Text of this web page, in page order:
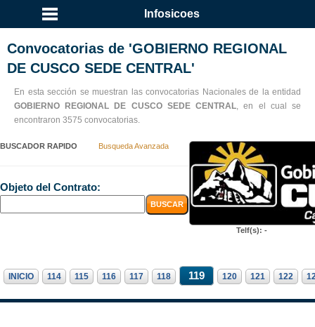
Infosicoes
Convocatorias de 'GOBIERNO REGIONAL
DE CUSCO SEDE CENTRAL'
En esta sección se muestran las convocatorias Nacionales de la entidad
GOBIERNO REGIONAL DE CUSCO SEDE CENTRAL, en el cual se
encontraron 3575 convocatorias.
BUSCADOR RAPIDO Busqueda Avanzada
Objeto del Contrato:
Telf(s): -
INICIO 114 115 116 117 118 119 120 121 122